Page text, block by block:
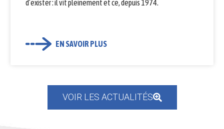
d’exister : il vit pleinement et ce, depuis 1974.
EN SAVOIR PLUS
VOIR LES ACTUALITÉS